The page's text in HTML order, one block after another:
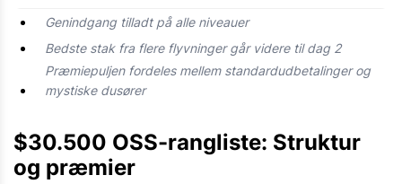
Genindgang tilladt på alle niveauer
Bedste stak fra flere flyvninger går videre til dag 2
Præmiepuljen fordeles mellem standardudbetalinger og
mystiske dusører
$30.500 OSS-rangliste: Struktur
og præmier